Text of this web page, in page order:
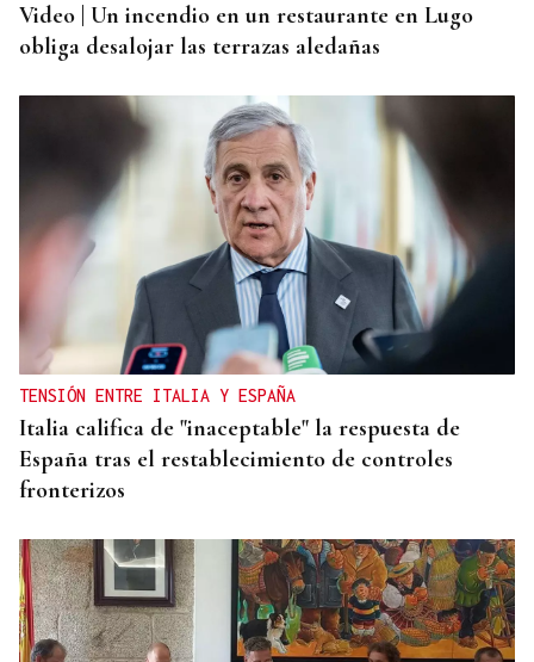
Video | Un incendio en un restaurante en Lugo
obliga desalojar las terrazas aledañas
TENSIÓN ENTRE ITALIA Y ESPAÑA
Italia califica de "inaceptable" la respuesta de
España tras el restablecimiento de controles
fronterizos